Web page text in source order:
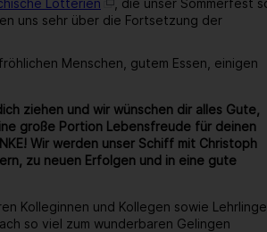
Lotterien
, die unser Sommerfest
uns sehr über die Fortsetzung der
Menschen, gutem Essen, einigen
ziehen und wir wünschen dir alles Gute,
große Portion Lebensfreude für deinen
Wir werden unser Schiff mit Christoph
zu neuen Erfolgen und in eine gute
Kolleginnen und Kollegen sowie
so viel zum wunderbaren Gelingen